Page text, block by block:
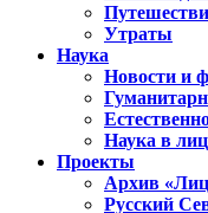
Утраты
Наука
Новости и
Наука в
Проекты
Архив
Русский